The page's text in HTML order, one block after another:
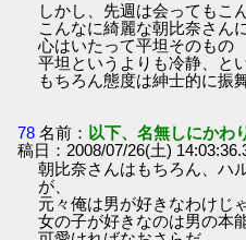
しかし、先週は会ってもこ
こんなに綺麗な朝比奈さん
心はいたって平坦そのもの
平坦というよりも冷静、と
もちろん態度は紳士的に振
78 名前： 以下、名無しにかわ
稿日：2008/07/26(土)
朝比奈さんはもちろん、ハ
が、
元々俺は男が好きなわけじ
女の子が好きなのは男の本